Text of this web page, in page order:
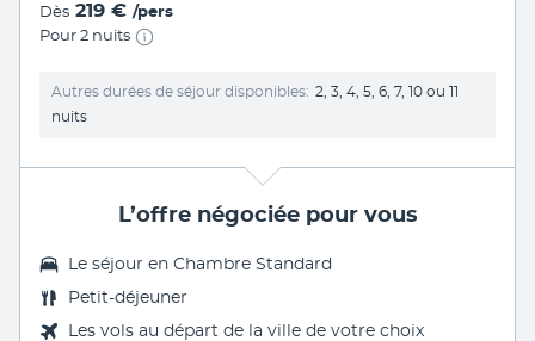
Dès 219 € /pers
Pour 2 nuits
Autres durées de séjour disponibles
2, 3, 4, 5, 6, 7, 10 ou 11
nuits
L’offre négociée pour vous
Le séjour en Chambre Standard
Petit-déjeuner
Les vols au départ de la ville de votre choix